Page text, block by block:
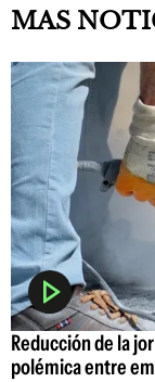
MAS
Reducción de la
polémica entre